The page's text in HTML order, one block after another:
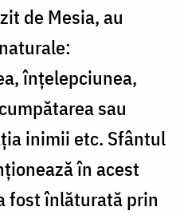
de Mesia, au
înțelepciunea,
sau
inimii etc. Sfântul
în acest
fost înlăturată prin